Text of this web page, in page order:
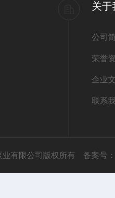
关于
公司
荣誉
企业
联系
业有限公司版权所有 备案号